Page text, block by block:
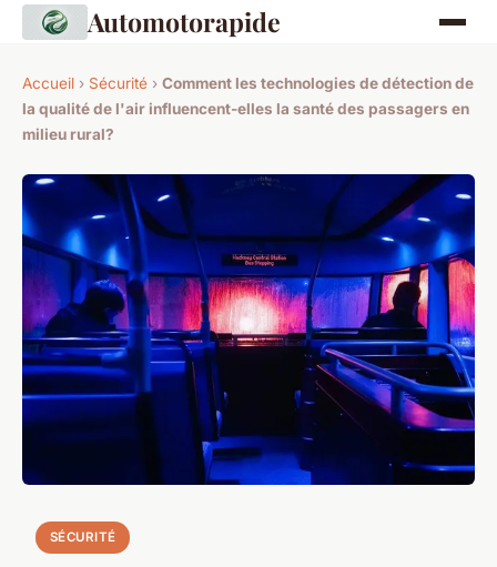
Automotorapide
Accueil › Sécurité › Comment les technologies de détection de
la qualité de l'air influencent-elles la santé des passagers en
milieu rural?
SÉCURITÉ